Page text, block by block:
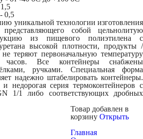
0,5
уникальной технологии изготовления
представляющего собой цельнолитую
из пищевого полиэтилена с
высокой плотности, продукты /
теряют первоначальную температуру
Все контейнеры снабжены
ручками. Cпециальная форма
надежно штабелировать контейнеры.
недорогая серия термоконтейнеров с
1/1 либо соответствующих дробных
Товар добавлен в
корзину Открыть
Главная